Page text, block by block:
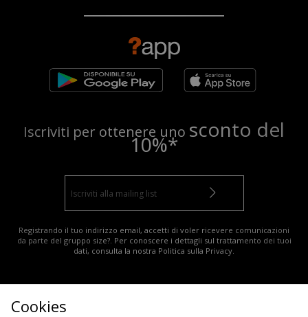
Iscriviti per ottenere uno sconto del
10%*
Registrando il tuo indirizzo email, accetti di voler ricevere comunicazioni
da parte del gruppo size?. Per conoscere i dettagli sul trattamento dei tuoi
dati, consulta la nostra Politica sulla Privacy.
Cookies